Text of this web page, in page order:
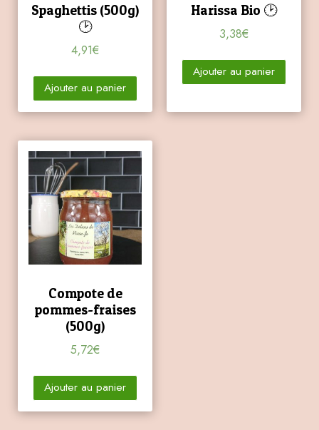
Spaghettis (500g)
🕑
4,91€
Ajouter au panier
Harissa Bio 🕑
3,38€
Ajouter au panier
Compote de
pommes-fraises
(500g)
5,72€
Ajouter au panier